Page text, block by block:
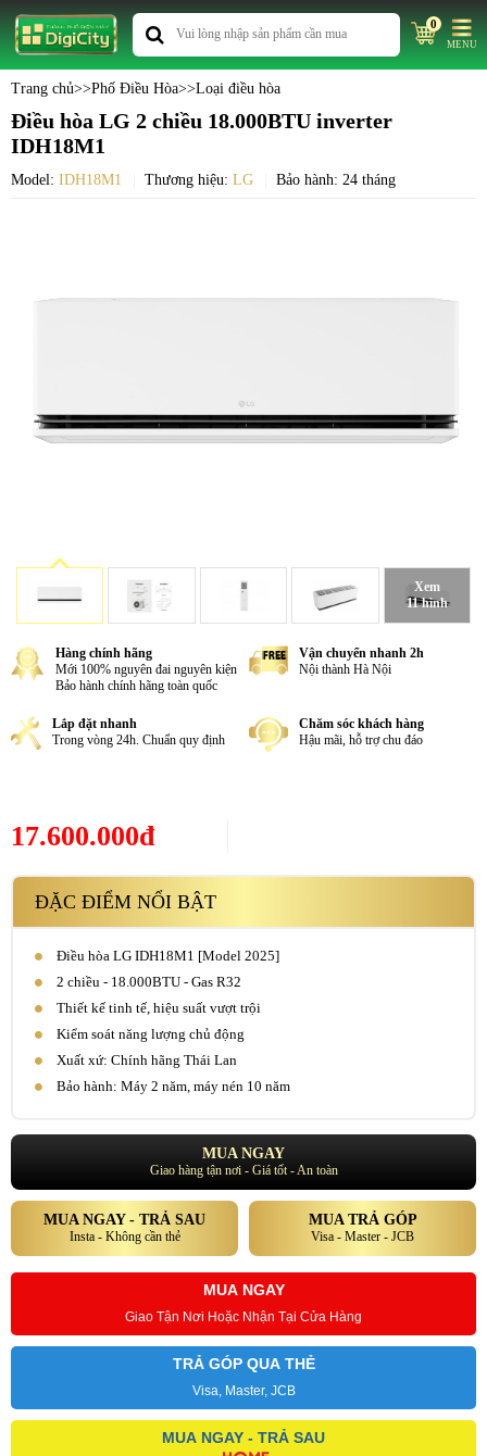
0
MENU
Trang chủ>>Phố Điều Hòa>>Loại điều hòa
Điều hòa LG 2 chiều 18.000BTU inverter
IDH18M1
Model: IDH18M1 Thương hiệu: LG Bảo hành: 24 tháng
Xem
11 hình
Hàng chính hãng
Mới 100% nguyên đai nguyên kiện
Bảo hành chính hãng toàn quốc
Vận chuyển nhanh 2h
Nội thành Hà Nội
Lắp đặt nhanh
Trong vòng 24h. Chuẩn quy định
Chăm sóc khách hàng
Hậu mãi, hỗ trợ chu đáo
17.600.000đ
ĐẶC ĐIỂM NỔI BẬT
Điều hòa LG IDH18M1 [Model 2025]
2 chiều - 18.000BTU - Gas R32
Thiết kế tinh tế, hiệu suất vượt trội
Kiểm soát năng lượng chủ động
Xuất xứ: Chính hãng Thái Lan
Bảo hành: Máy 2 năm, máy nén 10 năm
MUA NGAY
Giao hàng tận nơi - Giá tốt - An toàn
MUA NGAY - TRẢ SAU
Insta - Không cần thẻ
MUA TRẢ GÓP
Visa - Master - JCB
MUA NGAY
Giao Tận Nơi Hoặc Nhận Tại Cửa Hàng
TRẢ GÓP QUA THẺ
Visa, Master, JCB
MUA NGAY - TRẢ SAU